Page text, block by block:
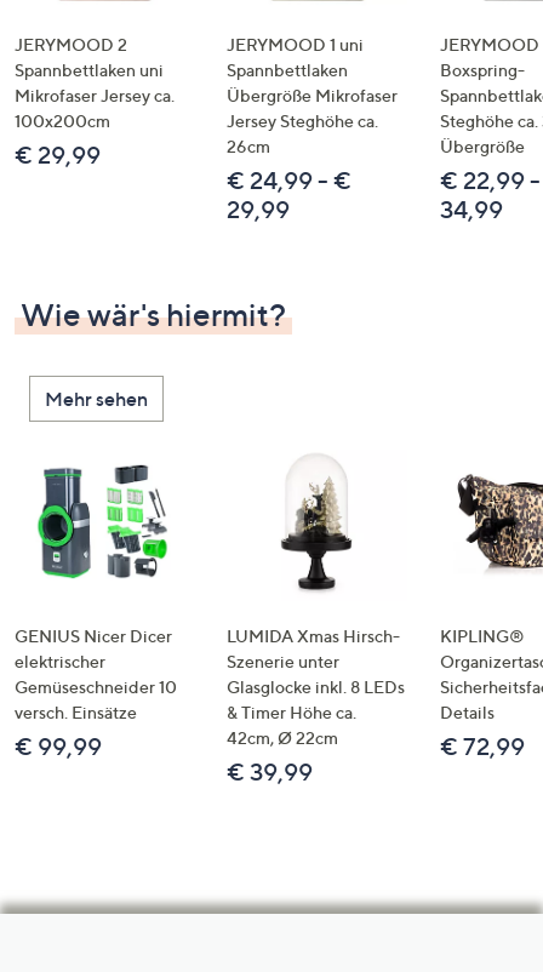
JERYMOOD 2
Spannbettlaken uni
Mikrofaser Jersey ca.
100x200cm
€ 29,99
JERYMOOD 1 uni
Spannbettlaken
Übergröße Mikrofaser
Jersey Steghöhe ca.
26cm
€ 24,99 - €
29,99
JERYMOOD
Boxspring-
Steghöhe
Übergröße
€ 22,99
34,99
Wie wär's hiermit?
Mehr sehen
GENIUS Nicer Dicer
elektrischer
Gemüseschneider 10
versch. Einsätze
€ 99,99
LUMIDA Xmas Hirsch-
Szenerie unter
Glasglocke inkl. 8 LEDs
& Timer Höhe ca.
42cm, Ø 22cm
€ 39,99
KIPLING®
Details
€ 72,99